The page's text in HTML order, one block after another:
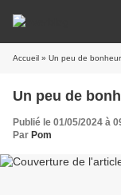
Accueil » Un peu de
Un peu de
Publié le 01/05/2024 à
Par Pom